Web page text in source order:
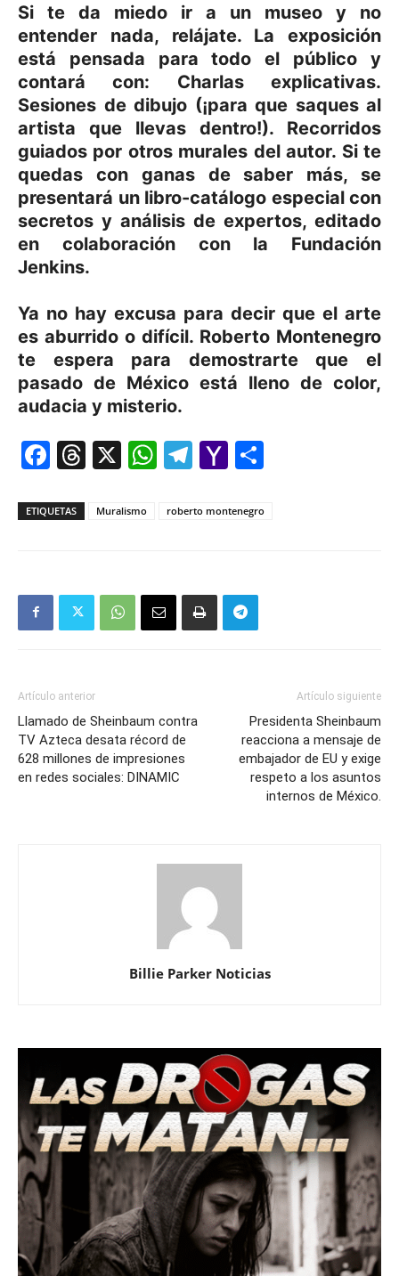
Si te da miedo ir a un museo y no
entender nada, relájate. La exposición
está pensada para todo el público y
contará con: Charlas explicativas.
Sesiones de dibujo (¡para que saques al
artista que llevas dentro!). Recorridos
guiados por otros murales del autor. Si te
quedas con ganas de saber más, se
presentará un libro-catálogo especial con
secretos y análisis de expertos, editado
en colaboración con la Fundación
Jenkins.
Ya no hay excusa para decir que el arte
es aburrido o difícil. Roberto Montenegro
te espera para demostrarte que el
pasado de México está lleno de color,
audacia y misterio.
Facebook
Threads
X WhatsApp
Telegram
Yahoo
ETIQUETAS Muralismo roberto montenegro
Artículo anterior
Llamado de Sheinbaum contra
TV Azteca desata récord de
628 millones de impresiones
en redes sociales: DINAMIC
Artículo siguiente
Presidenta Sheinbaum
reacciona a mensaje de
embajador de EU y exige
respeto a los asuntos
internos de México.
Billie Parker Noticias